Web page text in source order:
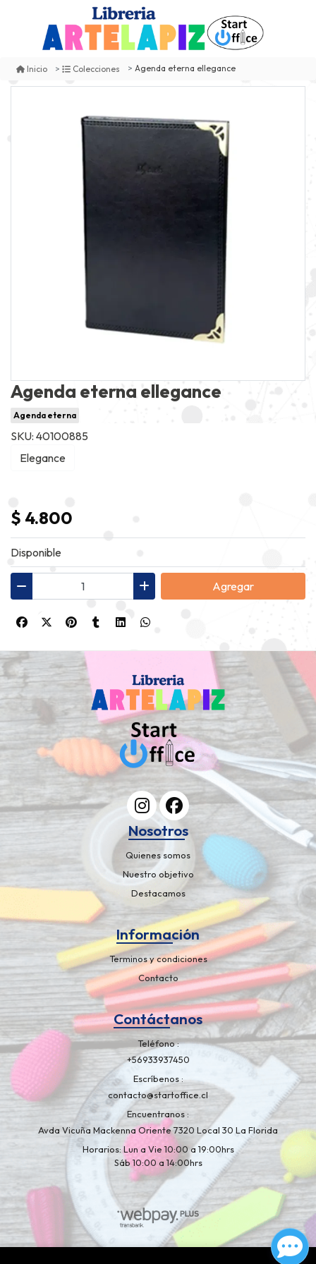
Inicio Colecciones Agenda eterna ellegance
Agenda eterna ellegance
Agenda eterna
SKU: 40100885
Elegance
$ 4.800
Disponible
Agregar
Nosotros
Quienes somos
Nuestro objetivo
Destacamos
Información
Terminos y condiciones
Contacto
Contáctanos
Teléfono
+56933937450
Escríbenos
contacto@startoffice.cl
Encuentranos
Avda Vicuña Mackenna Oriente 7320 Local 30 La Florida
Horarios: Lun a Vie 10:00 a 19:00hrs
Sáb 10:00 a 14:00hrs
¿Te gusta mi tienda? Yo vendo con